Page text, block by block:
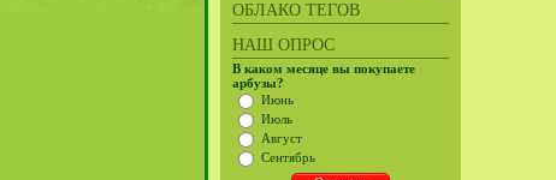
ОБЛАКО ТЕГОВ
НАШ ОПРОС
В каком месяце вы покупаете
арбузы?
Июнь
Июль
Август
Сентябрь